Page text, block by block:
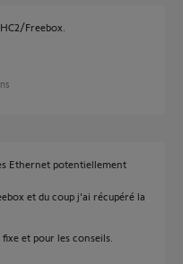
Freebox.
Ethernet potentiellement
et du coup j'ai récupéré la
et pour les conseils.